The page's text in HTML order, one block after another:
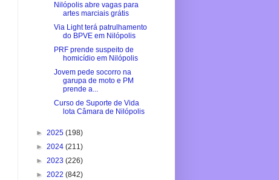
Nilópolis abre vagas para
artes marciais grátis
Via Light terá patrulhamento
do BPVE em Nilópolis
PRF prende suspeito de
homicídio em Nilópolis
Jovem pede socorro na
garupa de moto e PM
prende a...
Curso de Suporte de Vida
lota Câmara de Nilópolis
► 2025 (198)
► 2024 (211)
► 2023 (226)
► 2022 (842)